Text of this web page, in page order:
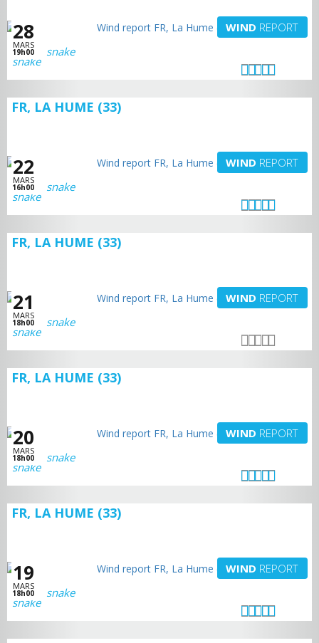
28
MARS
19h00
WIND REPORT
snake
FR, LA HUME (33)
22
MARS
16h00
WIND REPORT
snake
FR, LA HUME (33)
21
MARS
18h00
WIND REPORT
snake
FR, LA HUME (33)
20
MARS
18h00
WIND REPORT
snake
FR, LA HUME (33)
19
MARS
18h00
WIND REPORT
snake